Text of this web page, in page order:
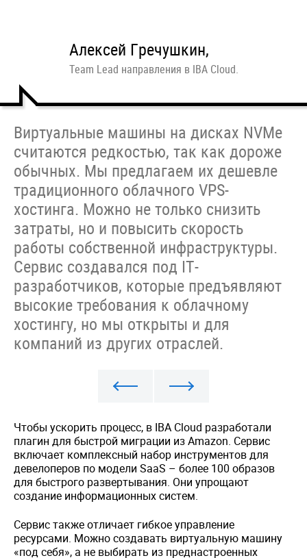
Виртуальные машины на дисках NVMe
считаются редкостью, так как дороже
обычных. Мы предлагаем их дешевле
традиционного облачного VPS-
хостинга. Можно не только снизить
затраты, но и повысить скорость
работы собственной инфраструктуры.
Сервис создавался под IT-
разработчиков, которые предъявляют
высокие требования к облачному
хостингу, но мы открыты и для
компаний из других отраслей.
Алексей Гречушкин,
Team Lead направления в IBA Cloud.
Чтобы ускорить процесс, в IBA Cloud разработали
плагин для быстрой миграции из Amazon. Сервис
включает комплексный набор инструментов для
девелоперов по модели SaaS – более 100 образов
для быстрого развертывания. Они упрощают
создание информационных систем.
Сервис также отличает гибкое управление
ресурсами. Можно создавать виртуальную машину
«под себя», а не выбирать из преднастроенных